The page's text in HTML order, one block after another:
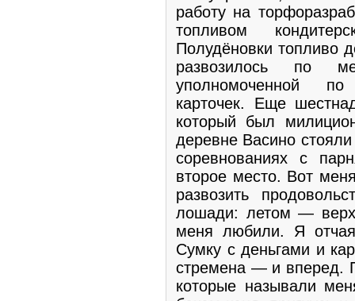
работу на
топливом
Полудёновки топливо
развозилось по
уполномоченной
карточек. Еще
который был
деревне Васино
соревнованиях с
второе место. Вот
развозить
лошади: летом —
меня любили. Я
Сумку с деньгами и
стремена — и вперед.
которые называли